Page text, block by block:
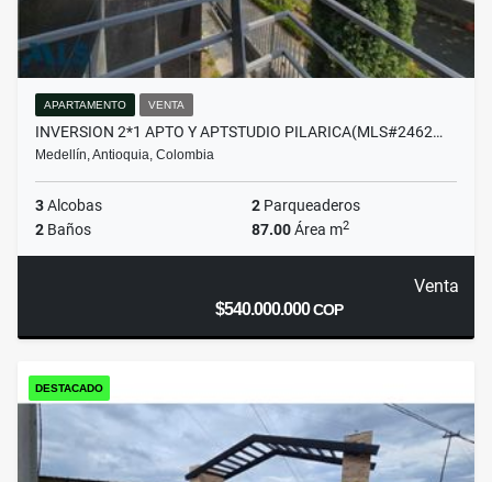
APARTAMENTO VENTA
INVERSION 2*1 APTO Y APTSTUDIO PILARICA(MLS#2462…
Medellín, Antioquia, Colombia
3Alcobas 2 Parqueaderos
2 Baños 87.00Área m2
Venta
$540.000.000COP
DESTACADO